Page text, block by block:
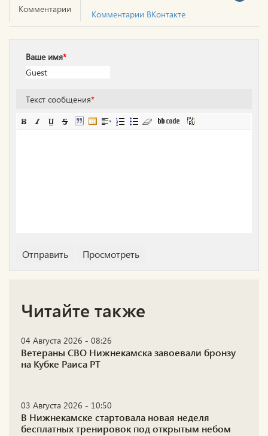
Комментарии
Комментарии ВКонтакте
Ваше имя*
Текст сообщения*
Читайте также
04 Августа 2026 - 08:26
Ветераны СВО Нижнекамска завоевали бронзу
на Кубке Раиса РТ
03 Августа 2026 - 10:50
В Нижнекамске стартовала новая неделя
бесплатных тренировок под открытым небом